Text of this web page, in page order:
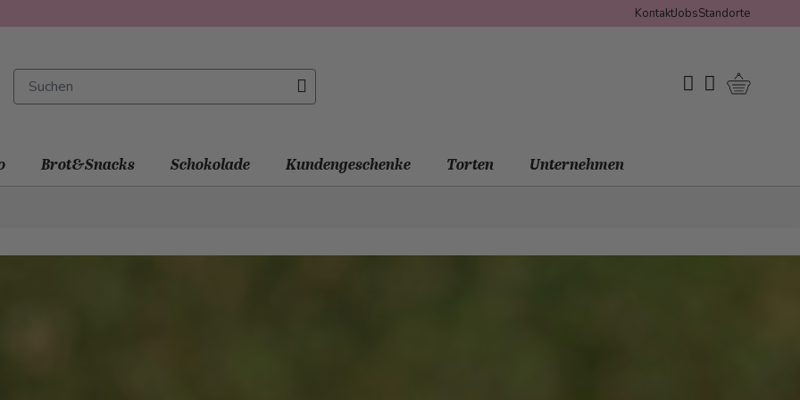
KontaktJobsStandorte
My Wishlist
Mein Konto
Brot&Snacks Schokolade Kundengeschenke Torten Unternehmen